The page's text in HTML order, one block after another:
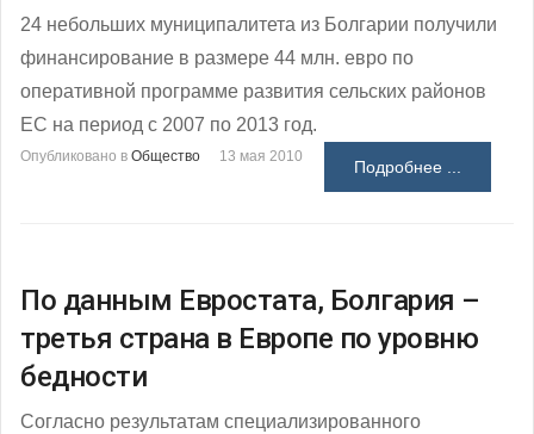
24 небольших муниципалитета из Болгарии получили
финансирование в размере 44 млн. евро по
оперативной программе развития сельских районов
ЕС на период с 2007 по 2013 год.
Опубликовано в Общество 13 мая 2010
Подробнее ...
По данным Евростата, Болгария –
третья страна в Европе по уровню
бедности
Согласно результатам специализированного